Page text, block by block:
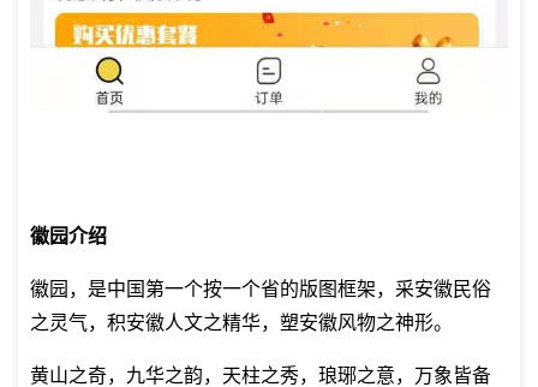
徽园介绍
徽园，是中国第一个按一个省的版图框架，采安徽民俗
之灵气，积安徽人文之精华，塑安徽风物之神形。
黄山之奇，九华之韵，天柱之秀，琅琊之意，万象皆备